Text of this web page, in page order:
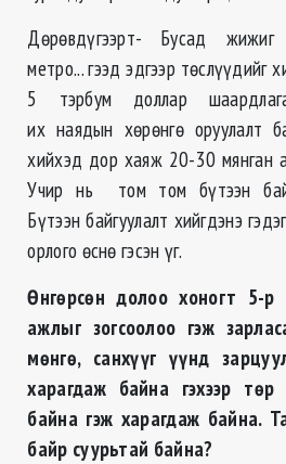
Дөрөвдүгээрт- Бусад
метро... гээд эдгээр төслүүдийг
5 тэрбум доллар
их наядын хөрөнгө оруулалт
хийхэд дор хаяж 20-30 мянган
Учир нь том том бүтээн
Бүтээн байгуулалт хийгдэнэ
орлого өснө гэсэн үг.
Өнгөрсөн долоо хоногт 5-р
ажлыг зогсоолоо гэж
мөнгө, санхүүг үүнд
харагдаж байна гэхээр төр
байна гэж харагдаж байна.
байр суурьтай байна?